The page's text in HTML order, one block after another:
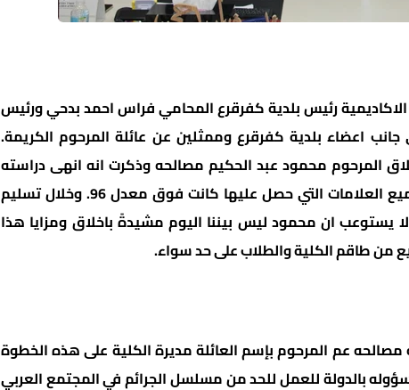
الاكاديمية رئيس بلدية كفرقرع المحامي فراس احمد بدحي ورئيس
اعضاء بلدية كفرقرع وممثلين عن عائلة المرحوم الكريمة.
المرحوم محمود عبد الحكيم مصالحه وذكرت انه انهى دراسته
الاكاديمية بدرجة امتياز وتفوق حيث ان جميع العلامات التي حصل عليها كانت فوق معدل 96. وخلال تسليم
يستوعب ان محمود ليس بيننا اليوم مشيدةً باخلاق ومزايا هذا
من طاقم الكلية والطلاب على حد سواء.
عم المرحوم بإسم العائلة مديرة الكلية على هذه الخطوة
بالدولة للعمل للحد من مسلسل الجرائم في المجتمع العربي